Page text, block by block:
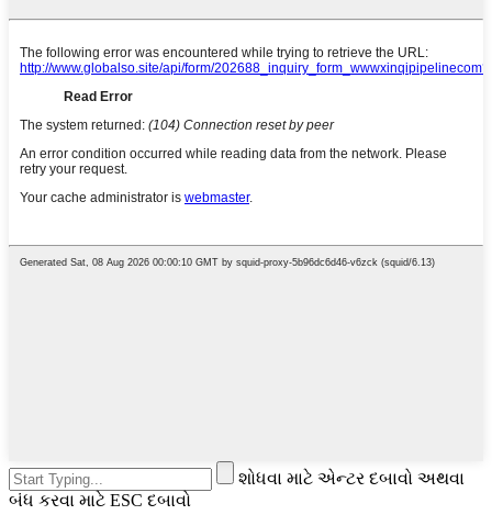
શોધવા માટે એન્ટર દબાવો અથવા
બંધ કરવા માટે ESC દબાવો